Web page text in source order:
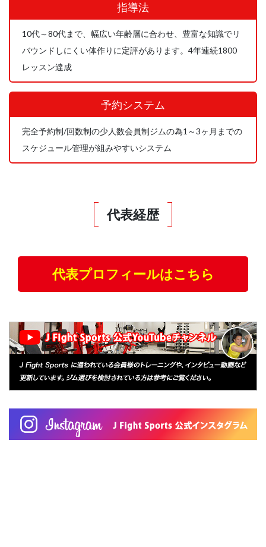
指導法
10代～80代まで、幅広い年齢層に合わせ、豊富な知識でリ
バウンドしにくい体作りに定評があります。4年連続1800
レッスン達成
予約システム
完全予約制/回数制の少人数会員制ジムの為1～3ヶ月までの
スケジュール管理が組みやすいシステム
代表経歴
代表プロフィールはこちら